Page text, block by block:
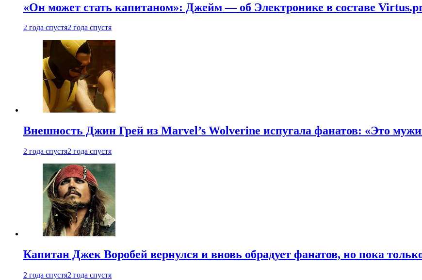
«Он может стать капитаном»: Джейм — об Электронике в составе
2 года спустя2 года спустя
Внешность Джин Грей из Marvel’s Wolverine испугала фанатов: «Это
2 года спустя2 года спустя
Капитан Джек Воробей вернулся и вновь обрадует фанатов, но пока
2 года спустя2 года спустя